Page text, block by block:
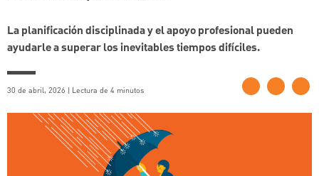
La planificación disciplinada y el apoyo profesional pueden
ayudarle a superar los inevitables tiempos difíciles.
30 de abril, 2026 | Lectura de 4 minutos